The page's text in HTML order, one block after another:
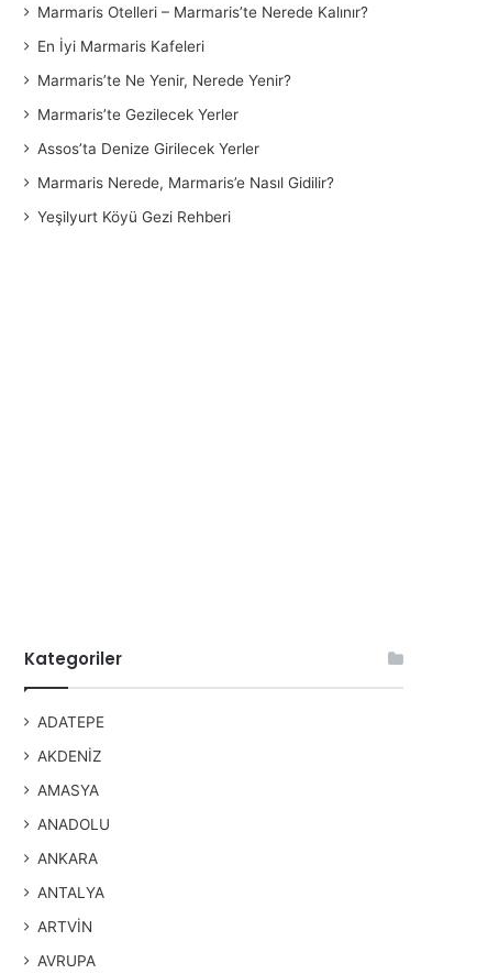
Marmaris Otelleri – Marmaris’te Nerede Kalınır?
En İyi Marmaris Kafeleri
Marmaris’te Ne Yenir, Nerede Yenir?
Marmaris’te Gezilecek Yerler
Assos’ta Denize Girilecek Yerler
Marmaris Nerede, Marmaris’e Nasıl Gidilir?
Yeşilyurt Köyü Gezi Rehberi
Kategoriler
ADATEPE
AKDENİZ
AMASYA
ANADOLU
ANKARA
ANTALYA
ARTVİN
AVRUPA